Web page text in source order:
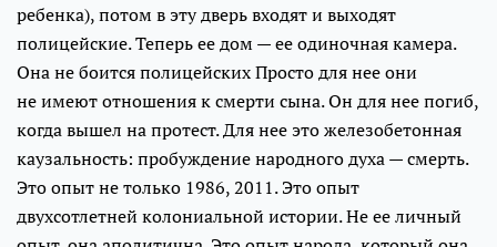
ребенка), потом в эту дверь входят и выходят
полицейские. Теперь ее дом — ее одиночная камера.
Она не боится полицейских Просто для нее они
не имеют отношения к смерти сына. Он для нее погиб,
когда вышел на протест. Для нее это железобетонная
каузальность: пробуждение народного духа — смерть.
Это опыт не только 1986, 2011. Это опыт
двухсотлетней колониальной истории. Не ее личный